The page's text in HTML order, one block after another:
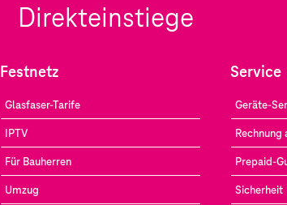
Direkteinstiege
Festnetz
Glasfaser-Tarife
IPTV
Für Bauherren
Umzug
Service
Geräte-
Rechnung
Prepaid-
Sicherheit